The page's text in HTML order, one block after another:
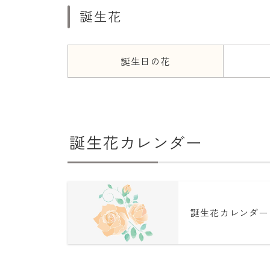
誕生花
誕生日の花
誕生花カレンダー
誕生花カレンダー